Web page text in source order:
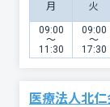
月 火
09:00
〜
11:30
09:00
〜
17:30
医療法人北